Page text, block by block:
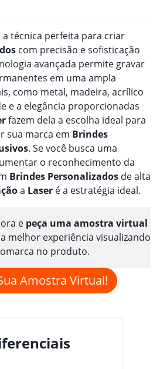
a técnica perfeita para criar
s com precisão e sofisticação
avançada permite gravar
em uma ampla
como metal, madeira, acrílico
e a elegância proporcionadas
fazem dela a escolha ideal para
sua marca em Brindes
. Se você busca uma
o reconhecimento da
Brindes Personalizados de alta
a Laser é a estratégia ideal.
e peça uma amostra virtual
melhor experiência visualizando
no produto.
Amostra Virtual!